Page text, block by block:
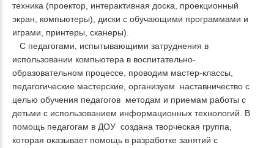
техника (проектор, интерактивная доска, проекционный
экран, компьютеры), диски с обучающими программами и
играми, принтеры, сканеры).
С педагогами, испытывающими затруднения в
использовании компьютера в воспитательно-
образовательном процессе, проводим мастер-классы,
педагогические мастерские, организуем наставничество с
целью обучения педагогов методам и приемам работы с
детьми с использованием информационных технологий. В
помощь педагогам в ДОУ создана творческая группа,
которая оказывает помощь в разработке занятий с